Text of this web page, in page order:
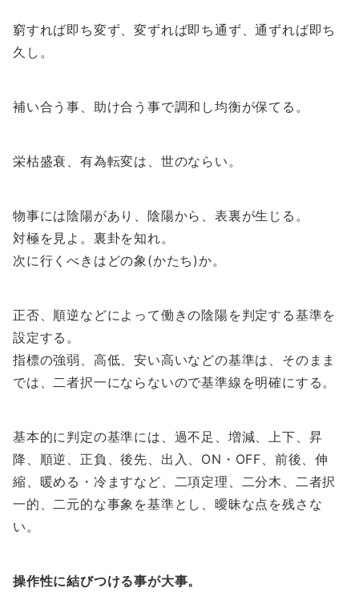
窮すれば即ち変ず、変ずれば即ち通ず、通ずれば即ち
久し。
補い合う事、助け合う事で調和し均衡が保てる。
栄枯盛衰、有為転変は、世のならい。
物事には陰陽があり、陰陽から、表裏が生じる。
対極を見よ。裏卦を知れ。
次に行くべきはどの象(かたち)か。
正否、順逆などによって働きの陰陽を判定する基準を
設定する。
指標の強弱、高低、安い高いなどの基準は、そのまま
では、二者択一にならないので基準線を明確にする。
基本的に判定の基準には、過不足、増減、上下、昇
降、順逆、正負、後先、出入、ON・OFF、前後、伸
縮、暖める・冷ますなど、二項定理、二分木、二者択
一的、二元的な事象を基準とし、曖昧な点を残さな
い。
操作性に結びつける事が大事。